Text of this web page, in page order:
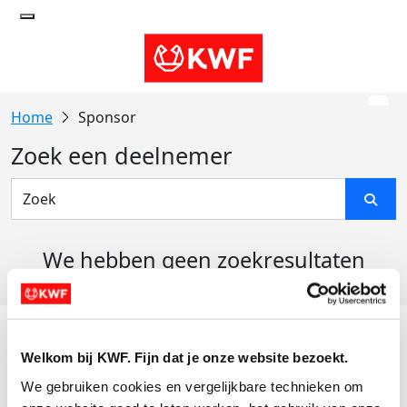
Welkom bij KWF. Fijn dat je onze website bezoekt.
We gebruiken cookies en vergelijkbare technieken om
Sponsor
Zoek een deelnemer
We hebben geen zoekresultaten
Actiematerialen
Evenementen